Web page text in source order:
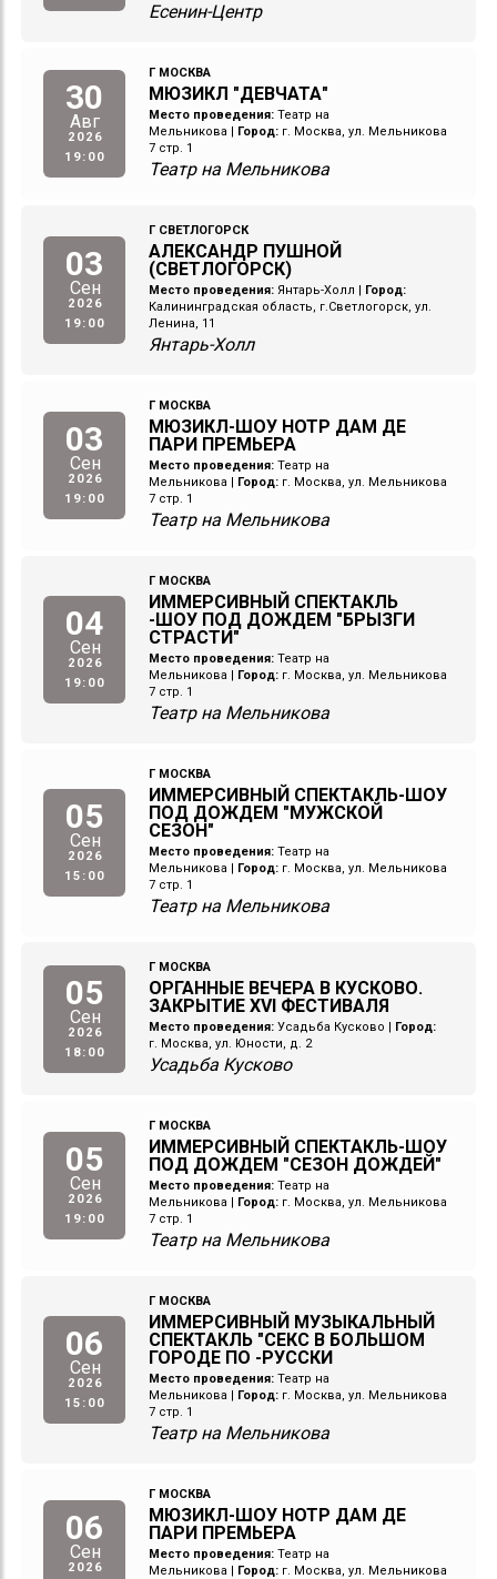
Есенин-Центр
30
Авг
2026
19:00
Г МОСКВА
МЮЗИКЛ "ДЕВЧАТА"
Место проведения: Театр на
Мельникова
Город: г. Москва, ул. Мельникова
7 стр. 1
Театр на Мельникова
03
Сен
2026
19:00
Г СВЕТЛОГОРСК
АЛЕКСАНДР ПУШНОЙ
(СВЕТЛОГОРСК)
Место проведения: Янтарь-Холл
Город:
Калининградская область, г.Светлогорск, ул.
Ленина, 11
Янтарь-Холл
03
Сен
2026
19:00
Г МОСКВА
МЮЗИКЛ-ШОУ НОТР ДАМ ДЕ
ПАРИ ПРЕМЬЕРА
Место проведения: Театр на
Мельникова
Город: г. Москва, ул. Мельникова
7 стр. 1
Театр на Мельникова
04
Сен
2026
19:00
Г МОСКВА
ИММЕРСИВНЫЙ СПЕКТАКЛЬ
-ШОУ ПОД ДОЖДЕМ "БРЫЗГИ
СТРАСТИ"
Место проведения: Театр на
Мельникова
Город: г. Москва, ул. Мельникова
7 стр. 1
Театр на Мельникова
05
Сен
2026
15:00
Г МОСКВА
ИММЕРСИВНЫЙ СПЕКТАКЛЬ-ШОУ
ПОД ДОЖДЕМ "МУЖСКОЙ
СЕЗОН"
Место проведения: Театр на
Мельникова
Город: г. Москва, ул. Мельникова
7 стр. 1
Театр на Мельникова
05
Сен
2026
18:00
Г МОСКВА
ОРГАННЫЕ ВЕЧЕРА В КУСКОВО.
ЗАКРЫТИЕ XVI ФЕСТИВАЛЯ
Место проведения: Усадьба Кусково
Город:
г. Москва, ул. Юности, д. 2
Усадьба Кусково
05
Сен
2026
19:00
Г МОСКВА
ИММЕРСИВНЫЙ СПЕКТАКЛЬ-ШОУ
ПОД ДОЖДЕМ "СЕЗОН ДОЖДЕЙ"
Место проведения: Театр на
Мельникова
Город: г. Москва, ул. Мельникова
7 стр. 1
Театр на Мельникова
06
Сен
2026
15:00
Г МОСКВА
ИММЕРСИВНЫЙ МУЗЫКАЛЬНЫЙ
СПЕКТАКЛЬ "СЕКС В БОЛЬШОМ
ГОРОДЕ ПО -РУССКИ
Место проведения: Театр на
Мельникова
Город: г. Москва, ул. Мельникова
7 стр. 1
Театр на Мельникова
06
Сен
2026
Г МОСКВА
МЮЗИКЛ-ШОУ НОТР ДАМ ДЕ
ПАРИ ПРЕМЬЕРА
Место проведения: Театр на
Мельникова
Город: г. Москва, ул. Мельникова